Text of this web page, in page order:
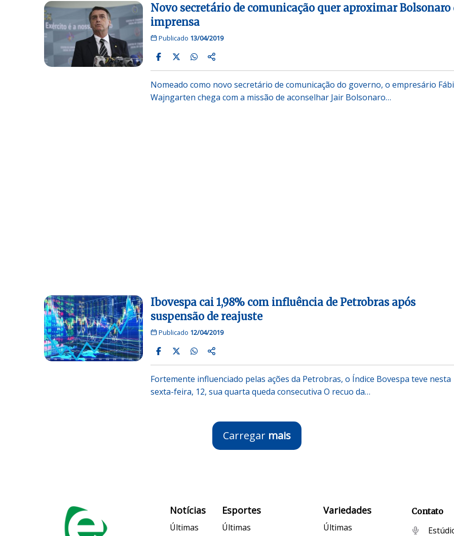
Novo secretário de comunicação quer aproximar Bolsonaro
imprensa
Publicado 13/04/2019
Nomeado como novo secretário de comunicação do governo, o empresário
Wajngarten chega com a missão de aconselhar Jair Bolsonaro…
Ibovespa cai 1,98% com influência de Petrobras após
suspensão de reajuste
Publicado 12/04/2019
Fortemente influenciado pelas ações da Petrobras, o Índice Bovespa teve nesta
sexta-feira, 12, sua quarta queda consecutiva O recuo da…
Carregar mais
Notícias
Últimas
Esportes
Últimas
Variedades
Últimas
Contato